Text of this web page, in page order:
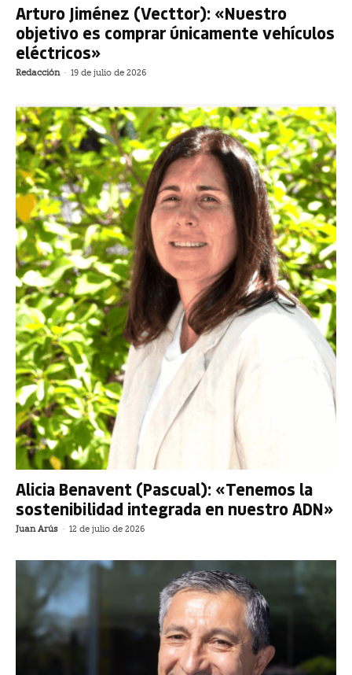
Arturo Jiménez (Vecttor): «Nuestro
objetivo es comprar únicamente vehículos
eléctricos»
Redacción - 19 de julio de 2026
Alicia Benavent (Pascual): «Tenemos la
sostenibilidad integrada en nuestro ADN»
Juan Arús - 12 de julio de 2026